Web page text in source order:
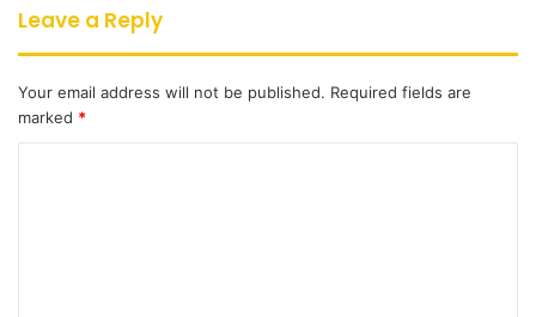
Leave a Reply
Your email address will not be published. Required fields are
marked *